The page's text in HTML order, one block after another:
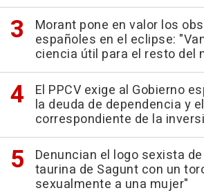
Morant pone en valor los
españoles en el eclipse:
ciencia útil para el resto del
El PPCV exige al Gobierno
la deuda de dependencia y
correspondiente de la
Denuncian el logo sexista
taurina de Sagunt con un
sexualmente a una mujer"